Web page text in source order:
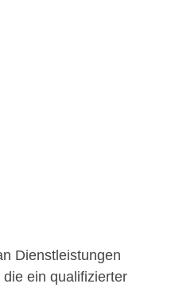
Dienstleistungen
ein qualifizierter